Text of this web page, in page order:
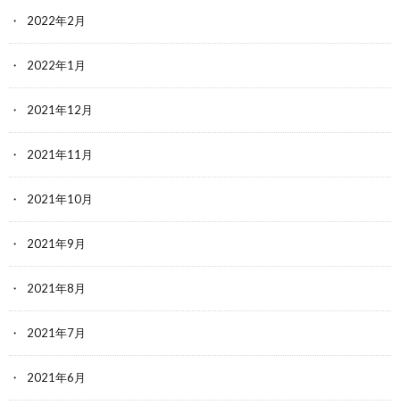
2022年2月
2022年1月
2021年12月
2021年11月
2021年10月
2021年9月
2021年8月
2021年7月
2021年6月